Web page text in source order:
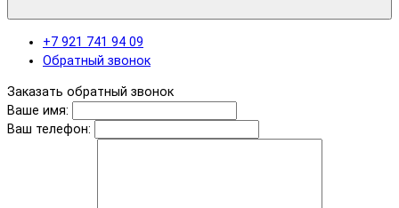
+7 921 741 94 09
Обратный звонок
Заказать обратный звонок
Ваше имя:
Ваш телефон: